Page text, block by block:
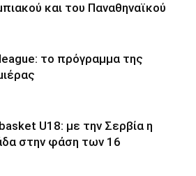
και του Παναθηναϊκού
το πρόγραμμα της
U18: με την Σερβία η
στην φάση των 16